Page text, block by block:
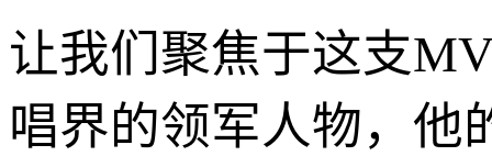
让我们聚焦于这支
唱界的领军人物，他